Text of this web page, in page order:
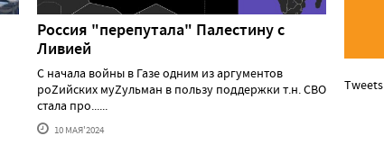
Россия "перепутала" Палестину с
Ливией
С начала войны в Газе одним из аргументов
роZийских муZульман в пользу поддержки т.н. СВО
стала про......
10 МАЯ'2024